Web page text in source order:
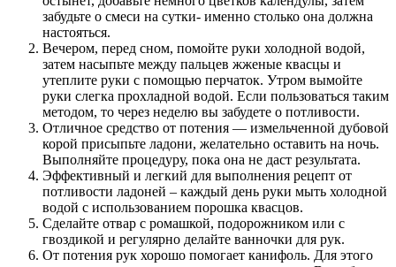
забудьте о смеси на сутки- именно столько она должна
настояться.
Вечером, перед сном, помойте руки холодной водой,
затем насыпьте между пальцев жженые квасцы и
утеплите руки с помощью перчаток. Утром вымойте
руки слегка прохладной водой. Если пользоваться таким
методом, то через неделю вы забудете о потливости.
Отличное средство от потения — измельченной дубовой
корой присыпьте ладони, желательно оставить на ночь.
Выполняйте процедуру, пока она не даст результата.
Эффективный и легкий для выполнения рецепт от
потливости ладоней – каждый день руки мыть холодной
водой с использованием порошка квасцов.
Сделайте отвар с ромашкой, подорожником или с
гвоздикой и регулярно делайте ванночки для рук.
От потения рук хорошо помогает канифоль. Для этого